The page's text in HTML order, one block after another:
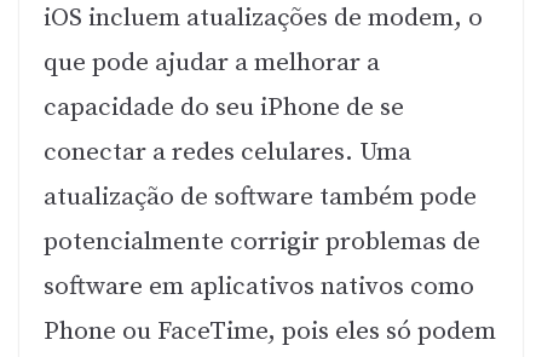
iOS incluem atualizações de modem, o
que pode ajudar a melhorar a
capacidade do seu iPhone de se
conectar a redes celulares. Uma
atualização de software também pode
potencialmente corrigir problemas de
software em aplicativos nativos como
Phone ou FaceTime, pois eles só podem